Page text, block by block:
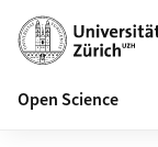
Header
Open Science